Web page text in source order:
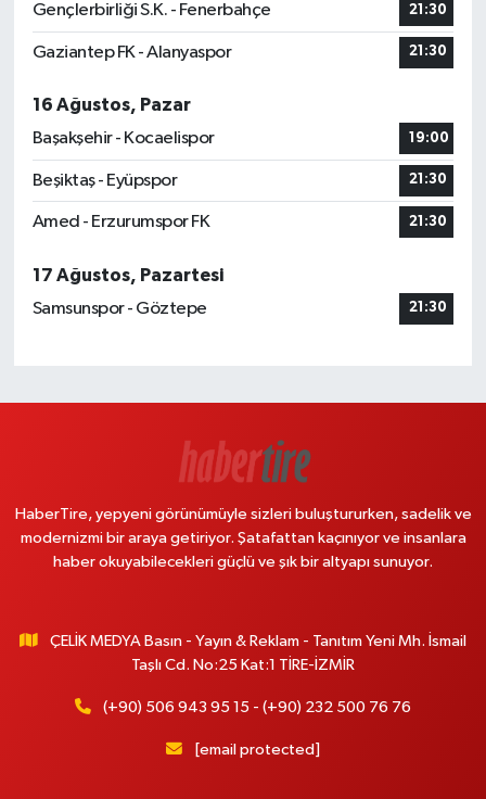
Gençlerbirliği S.K. - Fenerbahçe 21:30
Gaziantep FK - Alanyaspor 21:30
16 Ağustos, Pazar
Başakşehir - Kocaelispor
19:00
Beşiktaş - Eyüpspor 21:30
Amed - Erzurumspor FK 21:30
17 Ağustos, Pazartesi
Samsunspor - Göztepe
21:30
HaberTire, yepyeni görünümüyle sizleri buluştururken, sadelik ve
modernizmi bir araya getiriyor. Şatafattan kaçınıyor ve insanlara
haber okuyabilecekleri güçlü ve şık bir altyapı sunuyor.
ÇELİK MEDYA Basın - Yayın & Reklam - Tanıtım Yeni Mh. İsmail
Taşlı Cd. No:25 Kat:1 TİRE-İZMİR
(+90) 506 943 95 15 - (+90) 232 500 76 76
[email protected]